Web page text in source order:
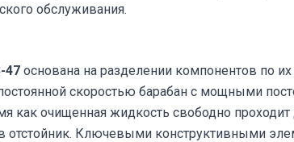
обслуживания.
47 основана на разделении компонентов по
скоростью барабан с мощными
как очищенная жидкость свободно
отстойник. Ключевыми конструктивными